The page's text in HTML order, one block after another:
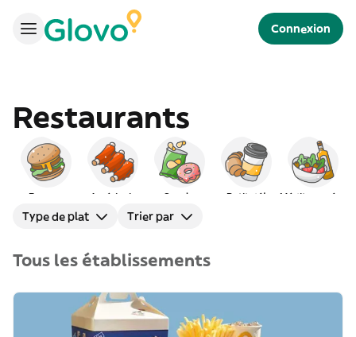
Connexion
Restaurants
Burgers Américain Snacks Petit déj
Type de plat Trier par
Tous les établissements